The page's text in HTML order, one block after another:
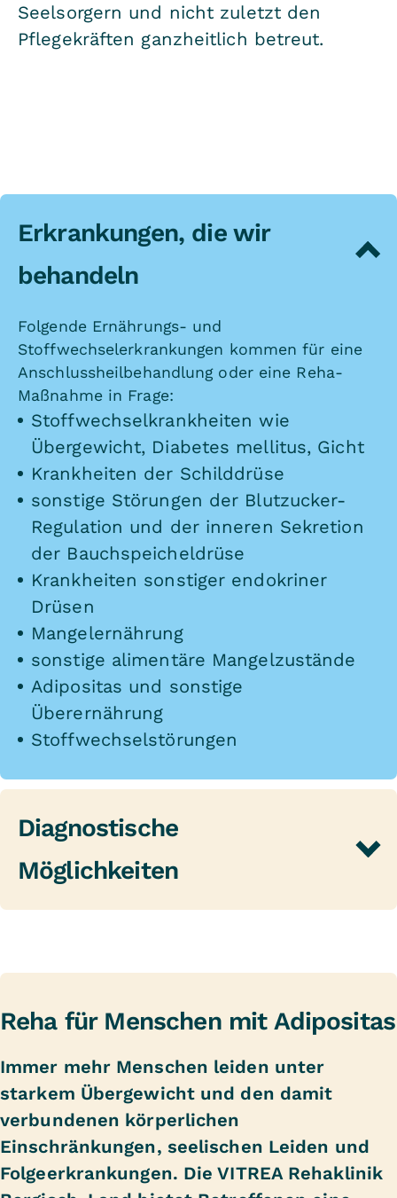
Seelsorgern und nicht zuletzt den
Pflegekräften ganzheitlich betreut.
Erkrankungen, die wir
behandeln
Folgende Ernährungs- und
Stoffwechselerkrankungen kommen für eine
Anschlussheilbehandlung oder eine Reha-
Maßnahme in Frage:
Stoffwechselkrankheiten wie
Übergewicht, Diabetes mellitus, Gicht
Krankheiten der Schilddrüse
sonstige Störungen der Blutzucker-
Regulation und der inneren Sekretion
der Bauchspeicheldrüse
Krankheiten sonstiger endokriner
Drüsen
Mangelernährung
sonstige alimentäre Mangelzustände
Adipositas und sonstige
Überernährung
Stoffwechselstörungen
Diagnostische
Möglichkeiten
Therapieauswirkungen. Unsere umfangreichen
Diagnostikmöglichkeiten ermöglichen eine
ständige Überwachung des Reha-Verlaufs. Zu
den Basisuntersuchungen gehört neben der
klinischen auch eine ausführliche
psychosoziale Untersuchung.
Möglichkeiten unserer Klinik
intensivmedizinisches Monitoring
Reha für Menschen mit Adipositas
Immer mehr Menschen leiden unter
starkem Übergewicht und den damit
verbundenen körperlichen
Einschränkungen, seelischen Leiden und
Folgeerkrankungen. Die VITREA Rehaklinik